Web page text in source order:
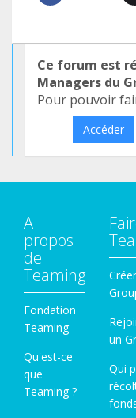
Ce forum est
Managers du
Pour pouvoir
Accéder
A
propos
de
Teaming
Fondation
Teaming
Qu'est-ce
que
Teaming ?
un
Qui